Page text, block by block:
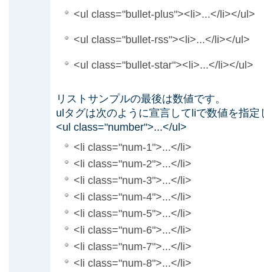
<ul class="bullet-plus"><li>...</li></ul>
<ul class="bullet-rss"><li>...</li></ul>
<ul class="bullet-star"><li>...</li></ul>
リストサンプルの最後は数値です。
ulタグは次のように宣言してliで数値を指定
<ul class="number">...</ul>
<li class="num-1">...</li>
<li class="num-2">...</li>
<li class="num-3">...</li>
<li class="num-4">...</li>
<li class="num-5">...</li>
<li class="num-6">...</li>
<li class="num-7">...</li>
<li class="num-8">...</li>